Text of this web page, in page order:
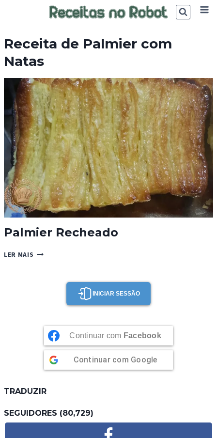
Receita de Palmier com
Natas
Palmier Recheado
LER MAIS PALMIER
INICIAR SESSÃO
Continuar com Facebook
Continuar com Google
TRADUZIR
SEGUIDORES (80,729)